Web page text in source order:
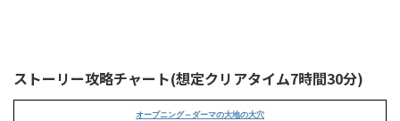
ストーリー攻略チャート(想定クリアタイム7時間30分)
オープニング～ダーマの大地の大穴